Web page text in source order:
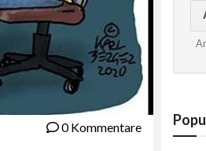
0 Kommentare